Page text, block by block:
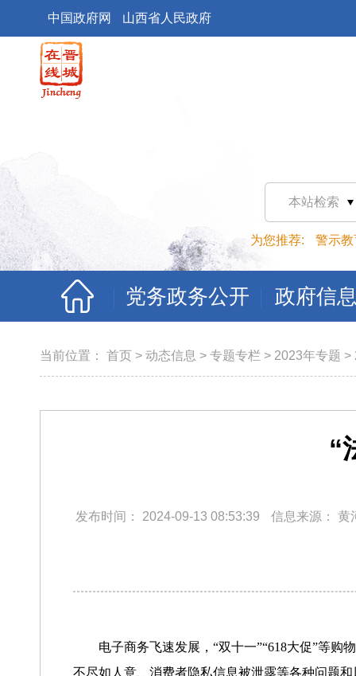
中国政府网 山西省人民政府
本站检索
为您推荐: 警示教
党务政务公开 政府信
当前位置： 首页 > 动态信息 > 专题专栏 > 2023年专题 >
“
发布时间： 2024-09-13 08:53:39 信息来源： 黄
电子商务飞速发展，“双十一”“618大促”等
不尽如人意、消费者隐私信息被泄露等各种问题